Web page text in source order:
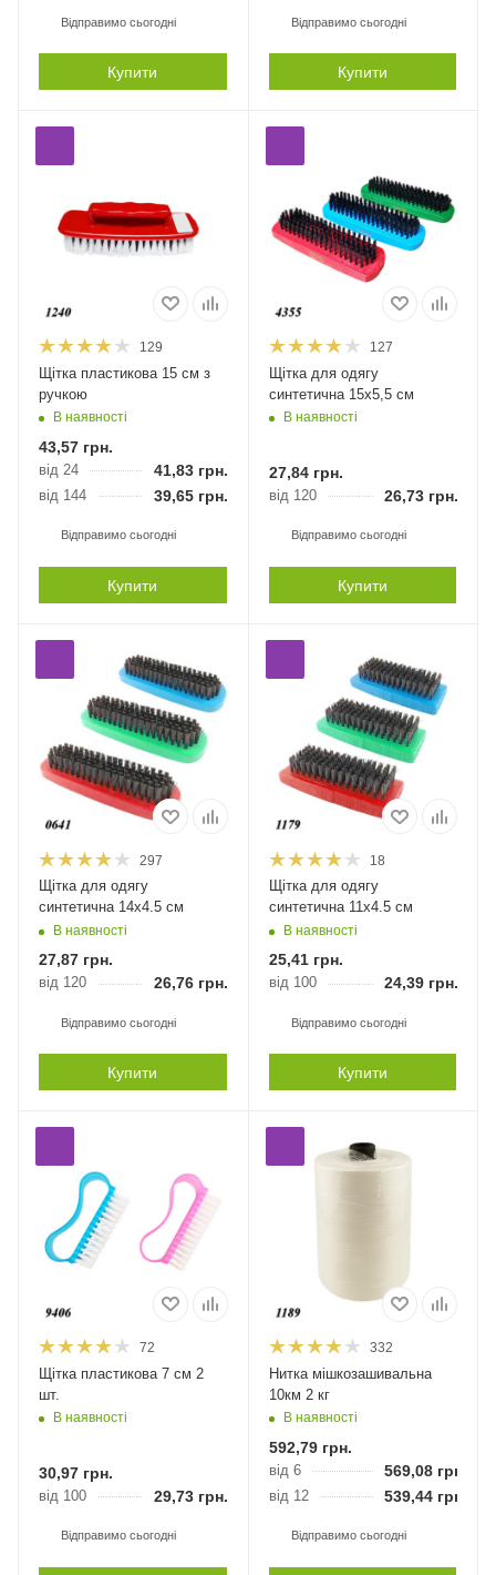
Відправимо сьогодні
Купити
Відправимо сьогодні
Купити
129
Щітка пластикова 15 см з
ручкою
В наявності
43,57 грн.
від 24 41,83 грн.
від 144 39,65 грн.
Відправимо сьогодні
Купити
127
Щітка для одягу
синтетична 15х5,5 см
В наявності
27,84грн.
від 120 26,73грн.
Відправимо сьогодні
Купити
297
Щітка для одягу
синтетична 14х4.5 см
В наявності
27,87 грн.
від 120 26,76 грн.
Відправимо сьогодні
Купити
18
Щітка для одягу
синтетична 11х4.5 см
В наявності
25,41грн.
від 100 24,39грн.
Відправимо сьогодні
Купити
72
Щітка пластикова 7 см 2
шт.
В наявності
30,97 грн.
від 100 29,73 грн.
Відправимо сьогодні
332
Нитка мішкозашивальна
10км 2 кг
В наявності
592,79грн.
від 6 569,08грн.
від 12 539,44грн.
Відправимо сьогодні